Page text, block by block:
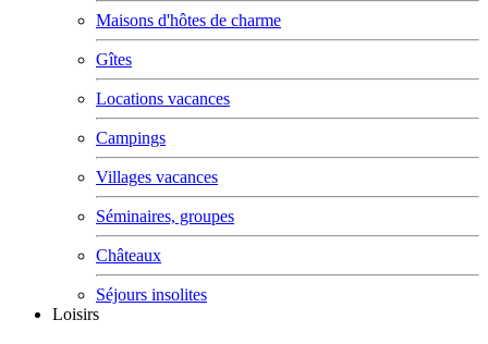
Maisons d'hôtes de charme
Gîtes
Locations vacances
Campings
Villages vacances
Séminaires, groupes
Châteaux
Séjours insolites
Loisirs